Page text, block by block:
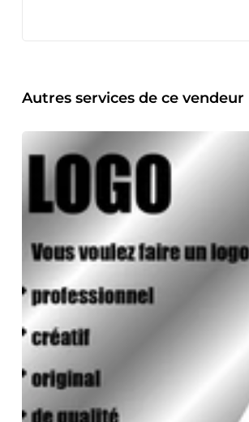
Autres services de ce vendeur